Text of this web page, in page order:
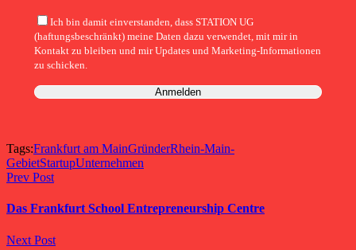
Ich bin damit einverstanden, dass STATION UG
(haftungsbeschränkt) meine Daten dazu verwendet, mit mir in
Kontakt zu bleiben und mir Updates und Marketing-Informationen
zu schicken.
Tags:Frankfurt am MainGründerRhein-Main-
GebietStartupUnternehmen
Prev Post
Das Frankfurt School Entrepreneurship Centre
Next Post